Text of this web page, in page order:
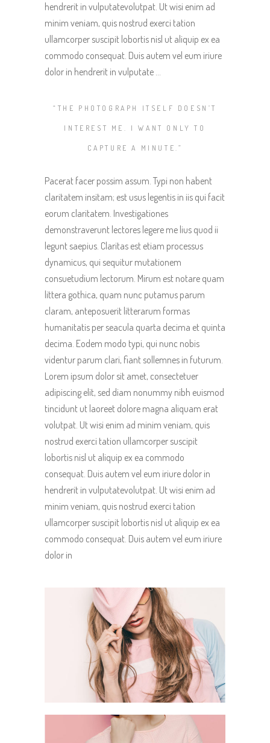
hendrerit in vulputatevolutpat. Ut wisi enim ad
minim veniam, quis nostrud exerci tation
ullamcorper suscipit lobortis nisl ut aliquip ex ea
commodo consequat. Duis autem vel eum iriure
dolor in hendrerit in vulputate …
“THE PHOTOGRAPH ITSELF DOESN’T
INTEREST ME. I WANT ONLY TO
CAPTURE A MINUTE.”
Pacerat facer possim assum. Typi non habent
claritatem insitam; est usus legentis in iis qui facit
eorum claritatem. Investigationes
demonstraverunt lectores legere me lius quod ii
legunt saepius. Claritas est etiam processus
dynamicus, qui sequitur mutationem
consuetudium lectorum. Mirum est notare quam
littera gothica, quam nunc putamus parum
claram, anteposuerit litterarum formas
humanitatis per seacula quarta decima et quinta
decima. Eodem modo typi, qui nunc nobis
videntur parum clari, fiant sollemnes in futurum.
Lorem ipsum dolor sit amet, consectetuer
adipiscing elit, sed diam nonummy nibh euismod
tincidunt ut laoreet dolore magna aliquam erat
volutpat. Ut wisi enim ad minim veniam, quis
nostrud exerci tation ullamcorper suscipit
lobortis nisl ut aliquip ex ea commodo
consequat. Duis autem vel eum iriure dolor in
hendrerit in vulputatevolutpat. Ut wisi enim ad
minim veniam, quis nostrud exerci tation
ullamcorper suscipit lobortis nisl ut aliquip ex ea
commodo consequat. Duis autem vel eum iriure
dolor in